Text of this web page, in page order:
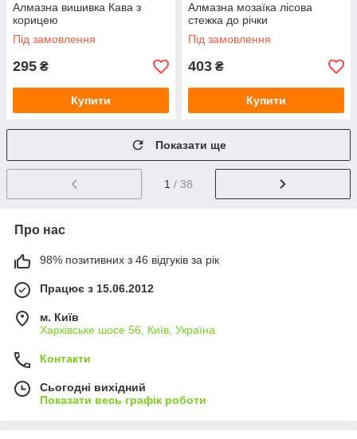
Алмазна вишивка Кава з
корицею
Під замовлення
295 ₴
Купити
Алмазна мозаїка лісова
стежка до річки
Під замовлення
403 ₴
Купити
Показати ще
1 / 38
Про нас
98% позитивних з 46 відгуків за рік
Працює з 15.06.2012
м. Київ
Харківське шосе 56, Київ, Україна
Контакти
Сьогодні вихідний
Показати весь графік роботи